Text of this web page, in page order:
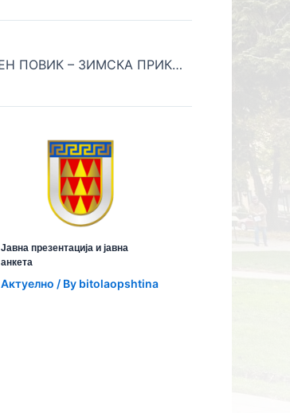
ЈАВЕН ПОВИК – ЗИМСКА ПРИКАЗНА
Јавна презентација и јавна
анкета
Aктуелно / By bitolaopshtina